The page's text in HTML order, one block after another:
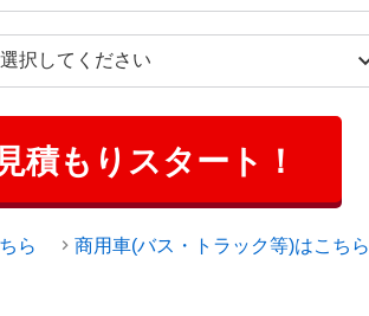
見積もりスタート！
ら 商用車(バス・トラック等)はこちら